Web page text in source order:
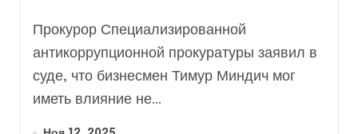
Миндича на Умерова: экс-
министр обороны
отреагировал
Прокурор Специализированной
антикоррупционной прокуратуры заявил в
суде, что бизнесмен Тимур Миндич мог
иметь влияние не...